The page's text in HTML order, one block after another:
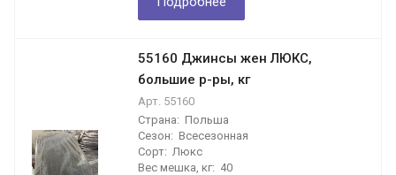
55160 Джинсы жен ЛЮКС,
большие р-ры, кг
Арт. 55160
Страна: Польша
Сезон: Всесезонная
Сорт: Люкс
Вес мешка, кг: 40